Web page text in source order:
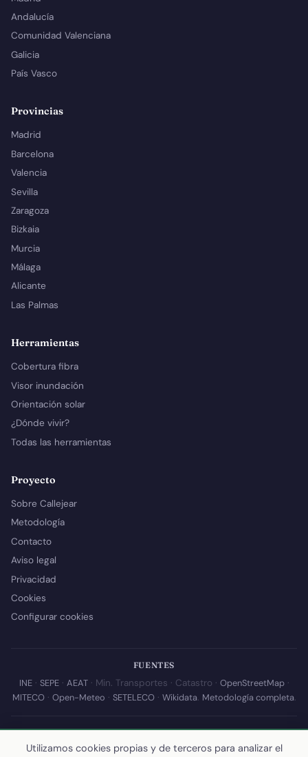
Andalucía
Comunidad Valenciana
Galicia
País Vasco
Provincias
Madrid
Barcelona
Valencia
Sevilla
Zaragoza
Bizkaia
Murcia
Málaga
Alicante
Las Palmas
Herramientas
Cobertura fibra
Visor inundación
Orientación solar
¿Dónde vivir?
Todas las herramientas
Proyecto
Sobre Callejear
Metodología
Contacto
Aviso legal
Privacidad
Cookies
Configurar cookies
FUENTES
INE· SEPE· AEAT· Min. Transportes · Catastro · OpenStreetMap·
MITECO· Open-Meteo · SETELECO· Wikidata. Metodología completa.
© 2026 Callejear.com — Directorio municipal de España con datos
abiertos. Desarrollado y mantenido porYoel Castaño.
Utilizamos cookies propias y de terceros para analizar el